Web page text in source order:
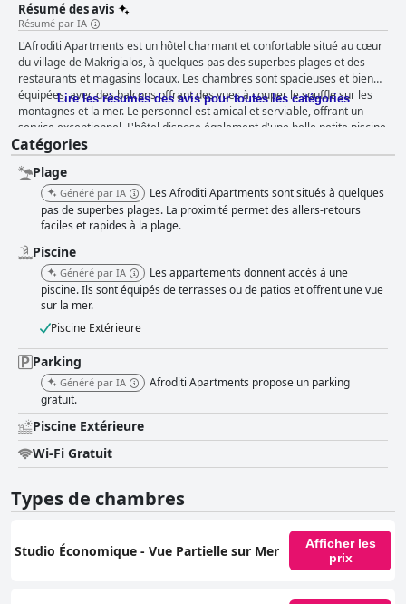
Résumé des avis
Résumé par IA
L'Afroditi Apartments est un hôtel charmant et confortable situé au cœur
du village de Makrigialos, à quelques pas des superbes plages et des
restaurants et magasins locaux. Les chambres sont spacieuses et bien
équipées, avec des balcons offrant des vues à couper le souffle sur les
montagnes et la mer. Le personnel est amical et serviable, offrant un
service exceptionnel. L'hôtel dispose également d'une belle petite piscine
extérieure et d'un parking gratuit. Bien que certains clients aient signalé
des problèmes mineurs de propreté ou des lits inconfortables, la
majorité des avis sont positifs, ce qui fait de l'Afroditi Apartments un
excellent choix pour un séjour relaxant et agréable dans un endroit
pittoresque.
Lire les résumés des avis pour toutes les catégories
Catégories
Plage
Généré par IA
Les Afroditi Apartments sont situés à quelques
pas de superbes plages. La proximité permet des allers-retours
faciles et rapides à la plage.
Piscine
Généré par IA
Les appartements donnent accès à une
piscine. Ils sont équipés de terrasses ou de patios et offrent une vue
sur la mer.
Piscine Extérieure
Parking
Généré par IA
Afroditi Apartments propose un parking
gratuit.
Piscine Extérieure
Wi-Fi Gratuit
Types de chambres
Studio Économique - Vue Partielle sur Mer
Afficher les
prix